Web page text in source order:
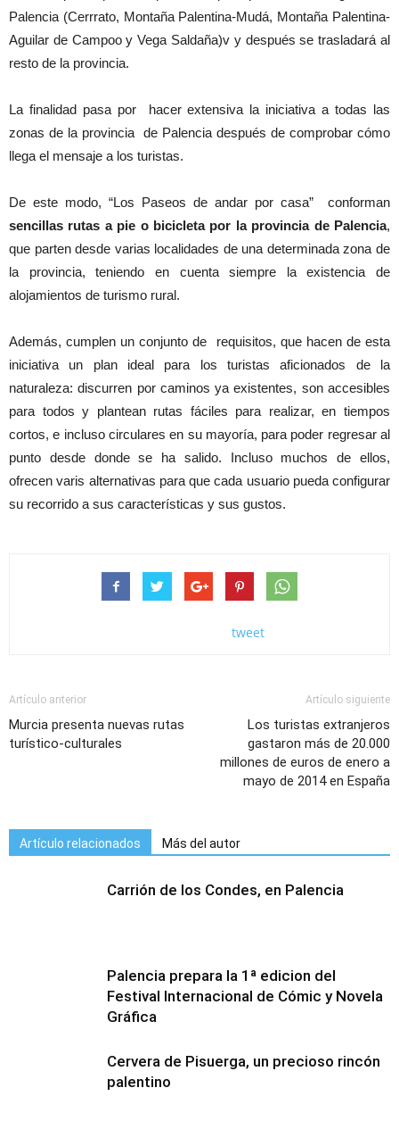
Palencia (Cerrrato, Montaña Palentina-Mudá, Montaña Palentina-
Aguilar de Campoo y Vega Saldaña)v y después se trasladará al
resto de la provincia.
La finalidad pasa por hacer extensiva la iniciativa a todas las
zonas de la provincia de Palencia después de comprobar cómo
llega el mensaje a los turistas.
De este modo, “Los Paseos de andar por casa” conforman
sencillas rutas a pie o bicicleta por la provincia de Palencia,
que parten desde varias localidades de una determinada zona de
la provincia, teniendo en cuenta siempre la existencia de
alojamientos de turismo rural.
Además, cumplen un conjunto de requisitos, que hacen de esta
iniciativa un plan ideal para los turistas aficionados de la
naturaleza: discurren por caminos ya existentes, son accesibles
para todos y plantean rutas fáciles para realizar, en tiempos
cortos, e incluso circulares en su mayoría, para poder regresar al
punto desde donde se ha salido. Incluso muchos de ellos,
ofrecen varis alternativas para que cada usuario pueda configurar
su recorrido a sus características y sus gustos.
tweet
Artículo anterior
Murcia presenta nuevas rutas
turístico-culturales
Artículo siguiente
Los turistas extranjeros
gastaron más de 20.000
millones de euros de enero a
mayo de 2014 en España
Artículo relacionados Más del autor
Carrión de los Condes, en Palencia
Palencia prepara la 1ª edicion del
Festival Internacional de Cómic y Novela
Gráfica
Cervera de Pisuerga, un precioso rincón
palentino